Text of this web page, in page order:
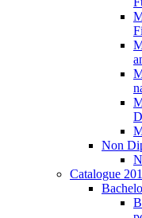
Non
Catalogue